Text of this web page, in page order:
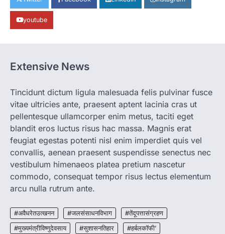
पालन से बढ़ी आय और मजबूत हुआ आत्मविश्वास
बनाने की दिशा में जिले के नगरी…
2
CHHATTISGARH
जाएगी एल्बेंडाजोल
More Khabar August 7, 2026
रायपुर। राष्ट्रीय कृमि मुक्ति दिवस भारत सरकार द्वारा
बच्चों के स्वास्थ्य सुधार के लिए वर्ष…
3
CHHATTISGARH
CG : मुख्यमंत्री विष्णुदेव साय के नेतृत्व में
छत्तीसगढ़ को बड़ी उपलब्धि
More Khabar
हरित विकास और किसानों की आय…
youtube
Extensive News
Tincidunt dictum ligula malesuada felis pulvinar fusce
vitae ultricies ante, praesent aptent lacinia cras ut
pellentesque ullamcorper enim metus, taciti eget
blandit eros luctus risus hac massa. Magnis erat
feugiat egestas potenti nisl enim imperdiet quis vel
convallis, aenean praesent suspendisse senectus nec
vestibulum himenaeos platea pretium nascetur
commodo, consequat tempor risus lectus elementum
arcu nulla rutrum ante.
#अवैधरेतउत्खनन #जलसंसाधनविभाग
#तेंदूपत्तासंग्रहण
#मुख्यमंत्रीविष्णुदेवसाय
#सुशासनतिहार #हर्बलकॉफी’